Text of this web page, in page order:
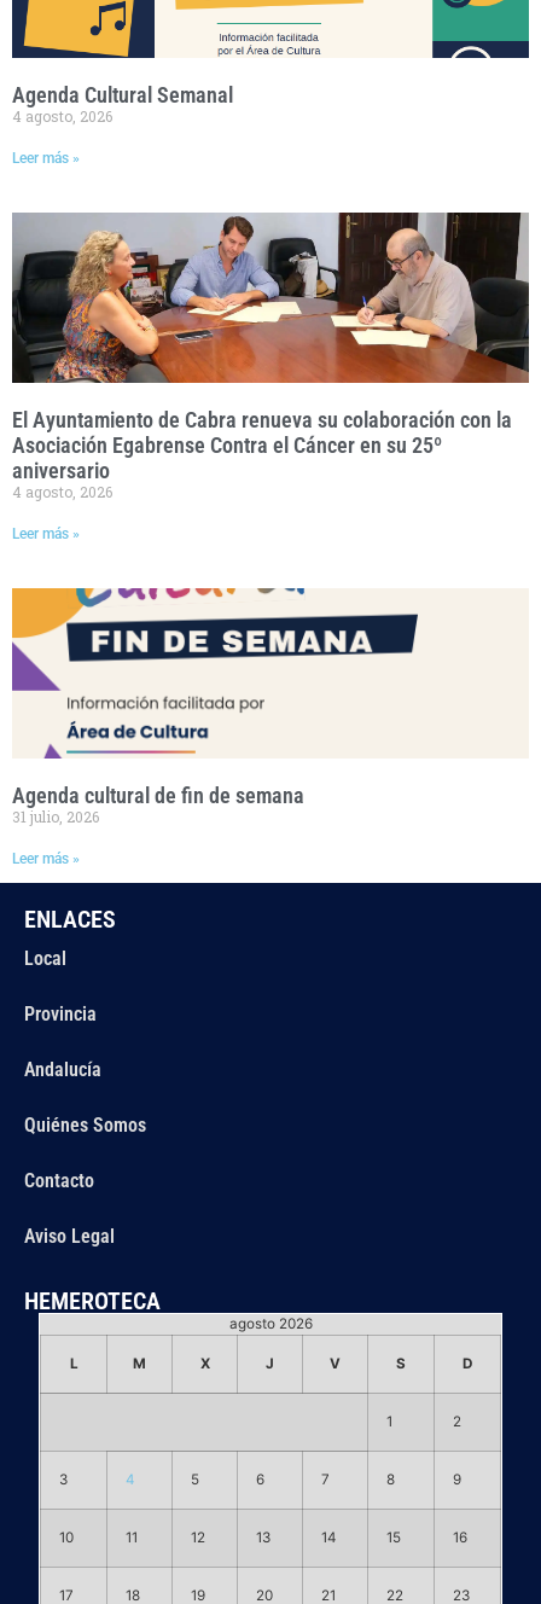
Agenda Cultural Semanal
4 agosto, 2026
Leer más »
El Ayuntamiento de Cabra renueva su colaboración con la
Asociación Egabrense Contra el Cáncer en su 25º
aniversario
4 agosto, 2026
Leer más »
Agenda cultural de fin de semana
31 julio, 2026
Leer más »
ENLACES
Local
Provincia
Andalucía
Quiénes Somos
Contacto
Aviso Legal
HEMEROTECA
agosto 2026
L M X J V S D
1 2
3 4 5 6 7 8 9
10 11 12 13 14 15 16
17 18 19 20 21 22 23